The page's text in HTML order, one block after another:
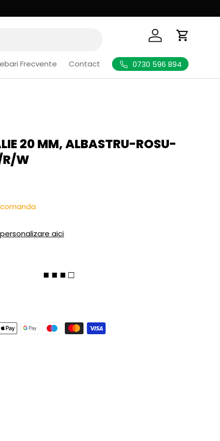
Logheaza-te
Cos de
Frecvente Contact 0730 596 894
20 MM, ALBASTRU-ROSU-
W
aici
■ ■ ■ □